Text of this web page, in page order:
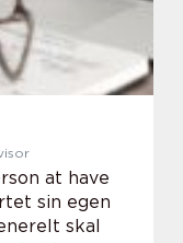
at have
sin egen
skal